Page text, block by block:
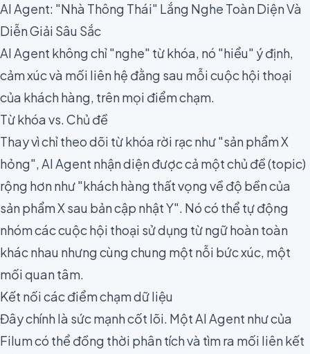
AI Agent: "Nhà Thông Thái" Lắng Nghe Toàn Diện Và
Diễn Giải Sâu Sắc
AI Agent không chỉ "nghe" từ khóa, nó "hiểu" ý định,
cảm xúc và mối liên hệ đằng sau mỗi cuộc hội thoại
của khách hàng, trên mọi điểm chạm.
Từ khóa vs. Chủ đề
Thay vì chỉ theo dõi từ khóa rời rạc như "sản phẩm X
hỏng", AI Agent nhận diện được cả một chủ đề (topic)
rộng hơn như "khách hàng thất vọng về độ bền của
sản phẩm X sau bản cập nhật Y". Nó có thể tự động
nhóm các cuộc hội thoại sử dụng từ ngữ hoàn toàn
khác nhau nhưng cùng chung một nỗi bức xúc, một
mối quan tâm.
Kết nối các điểm chạm dữ liệu
Đây chính là sức mạnh cốt lõi. Một AI Agent như của
Filum có thể đồng thời phân tích và tìm ra mối liên kết